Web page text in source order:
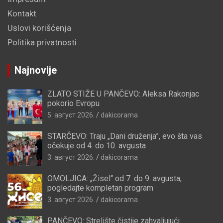
Kontakt
Uslovi korišćenja
Politika privatnosti
Najnovije
ZLATO STIŽE U PANČEVO: Aleksa Rakonjac
pokorio Evropu
5. август 2026. dakicorama
STARČEVO: Traju „Dani druženja”, evo šta vas
očekuje od 4. do 10. avgusta
3. август 2026. dakicorama
OMOLJICA: „Žisel“ od 7. do 9. avgusta,
pogledajte kompletan program
3. август 2026. dakicorama
PANČEVO: Strelište čistije zahvaljujući